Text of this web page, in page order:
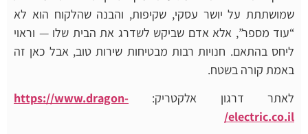
שמושתתת על יושר עסקי, שקיפות, והבנה שהלקוח הוא לא
“עוד מספר”, אלא אדם שביקש לשדרג את הבית שלו — וראוי
ליחס בהתאם. חנויות רבות מבטיחות שירות טוב, אבל כאן זה
באמת קורה בשטח.
לאתר דרגון אלקטריק: https://www.dragon-
electric.co.il/